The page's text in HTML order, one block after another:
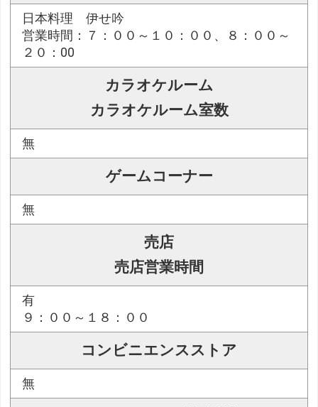
日本料理 伊せ吟
営業時間：７：００～１０：００、８：００～
２０：00
カラオケルーム
カラオケルーム室数
無
ゲームコーナー
無
売店
売店営業時間
有
９：００～１８：００
コンビニエンスストア
無